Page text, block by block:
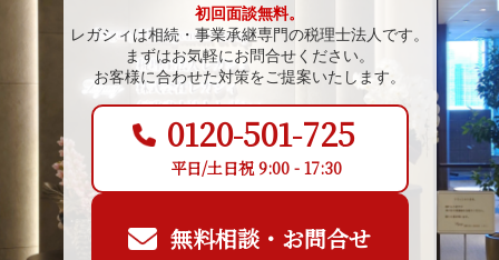
初回面談無料。
レガシィは相続・事業承継専門の税理士法人です。
まずはお気軽にお問合せください。
お客様に合わせた対策をご提案いたします。
0120-501-725
平日/土日祝 9:00 - 17:30
無料相談・お問合せ